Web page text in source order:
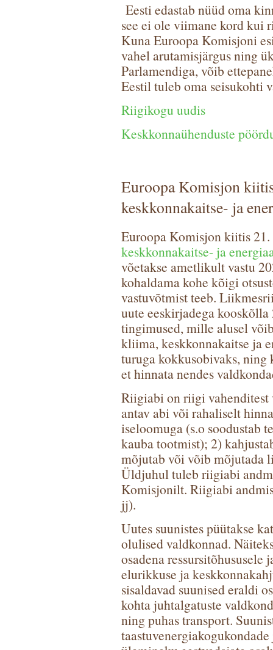
Eesti edastab nüüd oma
see ei ole viimane kord kui
Kuna Euroopa Komisjoni
vahel arutamisjärgus ning
Parlamendiga, võib
Eestil tuleb oma seisukohti
Riigikogu uudis
Keskkonnaühenduste
Euroopa Komisjon
keskkonnakaitse- ja
Euroopa Komisjon kiitis
keskkonnakaitse- ja
võetakse ametlikult vastu
kohaldama kohe kõigi
vastuvõtmist teeb.
uute eeskirjadega kooskõlla
tingimused, mille alusel
kliima, keskkonnakaitse ja
turuga kokkusobivaks,
et hinnata nendes
Riigiabi on riigi vahenditest
antav abi või rahaliselt
iseloomuga (s.o soodustab
kauba tootmist); 2)
mõjutab või võib mõjutada
Üldjuhul tuleb riigiabi
Komisjonilt. Riigiabi
jj).
Uutes suunistes püütakse
olulised valdkonnad.
osadena
elurikkuse ja
sisaldavad suunised eraldi
kohta juhtalgatuste
ning puhas transport.